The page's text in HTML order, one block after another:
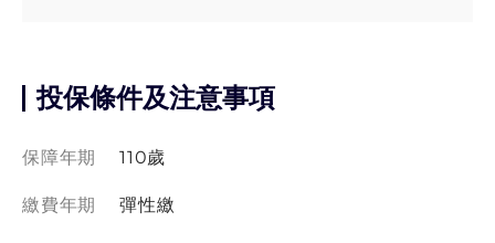
投保條件及注意事項
保障年期 110歲
繳費年期 彈性繳